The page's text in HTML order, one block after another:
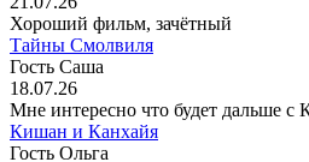
Хороший фильм, зачётный
Тайны Смолвиля
Гость Саша
18.07.26
Мне интересно что будет дальше с
Кишан и Канхайя
Гость Ольга